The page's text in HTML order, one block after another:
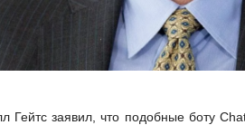
Гейтс заявил, что подобные боту